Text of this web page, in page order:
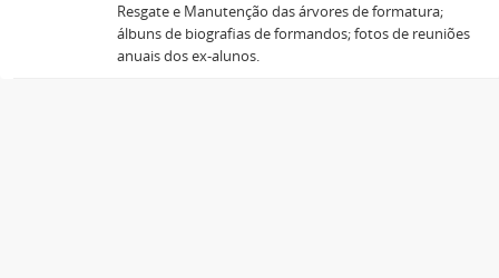
Resgate e Manutenção das árvores de formatura;
álbuns de biografias de formandos; fotos de reuniões
anuais dos ex-alunos.